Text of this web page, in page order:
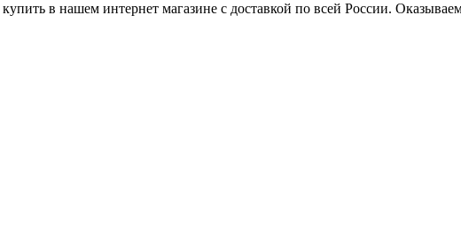
в нашем интернет магазине с доставкой по всей России.